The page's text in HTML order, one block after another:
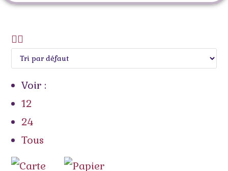
Voir :
12
24
Tous